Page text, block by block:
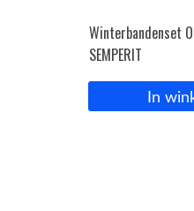
Winterbandenset
SEMPERIT
In